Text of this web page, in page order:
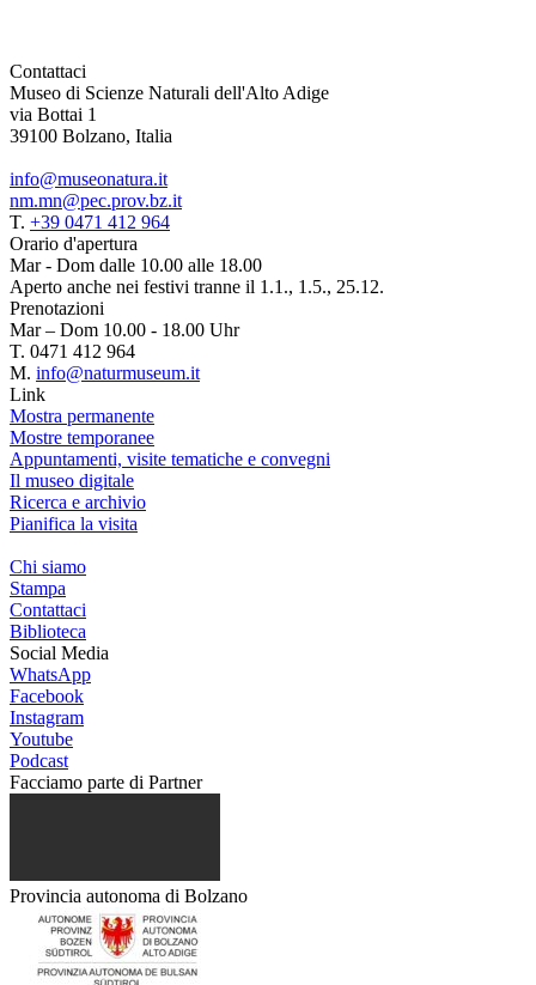
Contattaci
Museo di Scienze Naturali dell'Alto Adige
via Bottai 1
39100 Bolzano, Italia
info@museonatura.it
nm.mn@pec.prov.bz.it
T. +39 0471 412 964
Orario d'apertura
Mar - Dom dalle 10.00 alle 18.00
Aperto anche nei festivi tranne il 1.1., 1.5., 25.12.
Prenotazioni
Mar – Dom 10.00 - 18.00 Uhr
T. 0471 412 964
M. info@naturmuseum.it
Link
Mostra permanente
Mostre temporanee
Appuntamenti, visite tematiche e convegni
Il museo digitale
Ricerca e archivio
Pianifica la visita
Chi siamo
Stampa
Contattaci
Biblioteca
Social Media
WhatsApp
Facebook
Instagram
Youtube
Podcast
Facciamo parte di Partner
Provincia autonoma di Bolzano